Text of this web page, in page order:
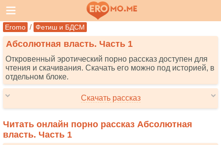
Eromo / Фетиш и БДСМ
Абсолютная власть. Часть 1
Откровенный эротический порно рассказ доступен для
чтения и скачивания. Скачать его можно под историей, в
отдельном блоке.
Скачать рассказ
Читать онлайн порно рассказ Абсолютная
власть. Часть 1